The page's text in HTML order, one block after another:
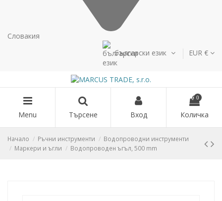
Словакия
български език
EUR €
Menu Търсене Вход
0
Количка
Начало Ръчни инструменти
Водопроводни инструменти
Маркери и ъгли
Водопроводен ъгъл, 500 mm